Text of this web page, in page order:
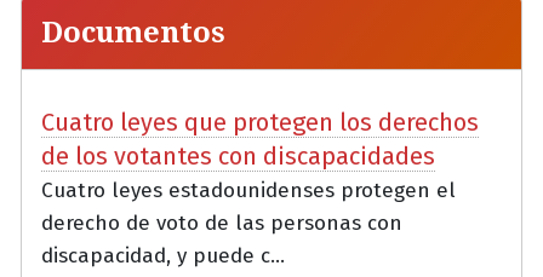
Documentos
Cuatro leyes que protegen los derechos
de los votantes con discapacidades
Cuatro leyes estadounidenses protegen el
derecho de voto de las personas con
discapacidad, y puede c...